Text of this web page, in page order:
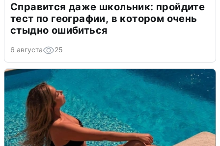
Справится даже школьник: пройдите
тест по географии, в котором очень
стыдно ошибиться
6 августа 25